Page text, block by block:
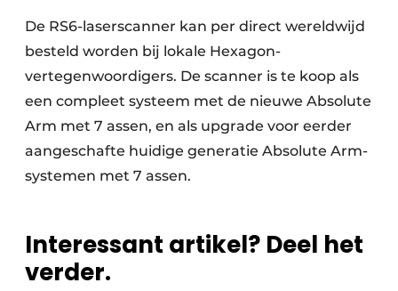
De RS6-laserscanner kan per direct wereldwijd
besteld worden bij lokale Hexagon-
vertegenwoordigers. De scanner is te koop als
een compleet systeem met de nieuwe Absolute
Arm met 7 assen, en als upgrade voor eerder
aangeschafte huidige generatie Absolute Arm-
systemen met 7 assen.
Interessant artikel? Deel het
verder.